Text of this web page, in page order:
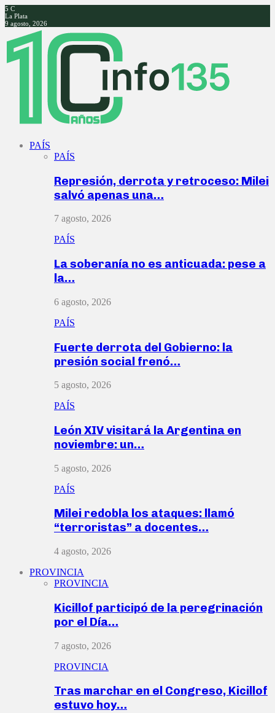
5 C
La Plata
9 agosto, 2026
Facebook
Twitter
Instagram
Youtube
PAÍS
PAÍS
Represión, derrota y retroceso: Milei
salvó apenas una…
7 agosto, 2026
PAÍS
La soberanía no es anticuada: pese a
la…
6 agosto, 2026
PAÍS
Fuerte derrota del Gobierno: la
presión social frenó…
5 agosto, 2026
PAÍS
León XIV visitará la Argentina en
noviembre: un…
5 agosto, 2026
PAÍS
Milei redobla los ataques: llamó
“terroristas” a docentes…
4 agosto, 2026
PROVINCIA
PROVINCIA
Kicillof participó de la peregrinación
por el Día…
7 agosto, 2026
PROVINCIA
Tras marchar en el Congreso, Kicillof
estuvo hoy…